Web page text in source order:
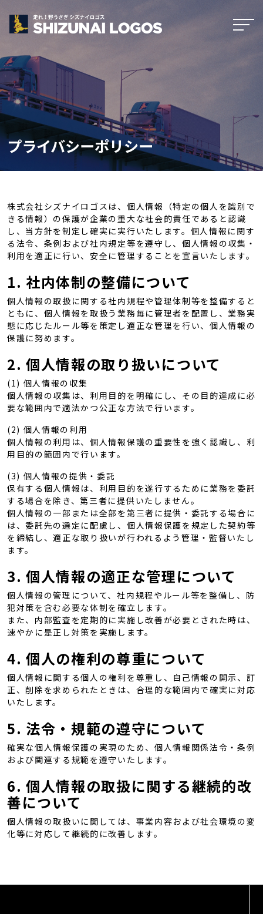
プライバシーポリシー
株式会社シズナイロゴスは、個人情報（特定の個人を識別で
きる情報）の保護が企業の重大な社会的責任であると認識
し、当方針を制定し確実に実行いたします。個人情報に関す
る法令、条例および社内規定等を遵守し、個人情報の収集・
利用を適正に行い、安全に管理することを宣言いたします。
1. 社内体制の整備について
個人情報の取扱に関する社内規程や管理体制等を整備すると
ともに、個人情報を取扱う業務毎に管理者を配置し、業務実
態に応じたルール等を策定し適正な管理を行い、個人情報の
保護に努めます。
2. 個人情報の取り扱いについて
(1) 個人情報の収集
個人情報の収集は、利用目的を明確にし、その目的達成に必
要な範囲内で適法かつ公正な方法で行います。
(2) 個人情報の利用
個人情報の利用は、個人情報保護の重要性を強く認識し、利
用目的の範囲内で行います。
(3) 個人情報の提供・委託
保有する個人情報は、利用目的を遂行するために業務を委託
する場合を除き、第三者に提供いたしません。
個人情報の一部または全部を第三者に提供・委託する場合に
は、委託先の選定に配慮し、個人情報保護を規定した契約等
を締結し、適正な取り扱いが行われるよう管理・監督いたし
ます。
3. 個人情報の適正な管理について
個人情報の管理について、社内規程やルール等を整備し、防
犯対策を含む必要な体制を確立します。
また、内部監査を定期的に実施し改善が必要とされた時は、
速やかに是正し対策を実施します。
4. 個人の権利の尊重について
個人情報に関する個人の権利を尊重し、自己情報の開示、訂
正、削除を求められたときは、合理的な範囲内で確実に対応
いたします。
5. 法令・規範の遵守について
確実な個人情報保護の実現のため、個人情報関係法令・条例
および関連する規範を遵守いたします。
6. 個人情報の取扱に関する継続的改
善について
個人情報の取扱いに関しては、事業内容および社会環境の変
化等に対応して継続的に改善します。